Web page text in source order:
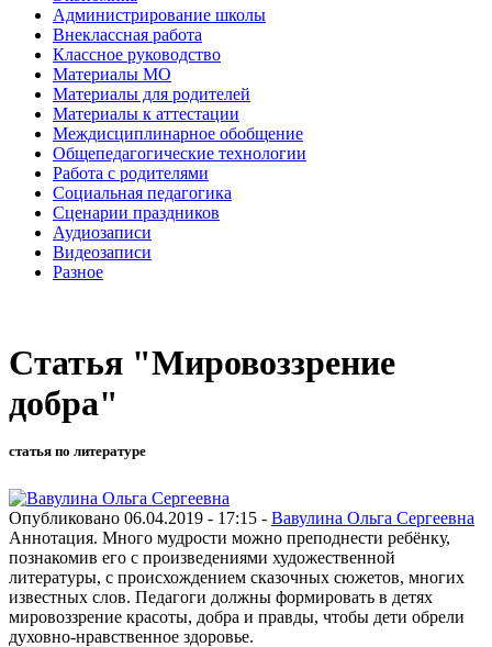
Администрирование школы
Внеклассная работа
Классное руководство
Материалы МО
Материалы для родителей
Материалы к аттестации
Междисциплинарное обобщение
Общепедагогические технологии
Работа с родителями
Социальная педагогика
Сценарии праздников
Аудиозаписи
Видеозаписи
Разное
Статья "Мировоззрение
добра"
статья по литературе
Опубликовано 06.04.2019 - 17:15 - Вавулина Ольга Сергеевна
Аннотация. Много мудрости можно преподнести ребёнку,
познакомив его с произведениями художественной
литературы, с происхождением сказочных сюжетов, многих
известных слов. Педагоги должны формировать в детях
мировоззрение красоты, добра и правды, чтобы дети обрели
духовно-нравственное здоровье.